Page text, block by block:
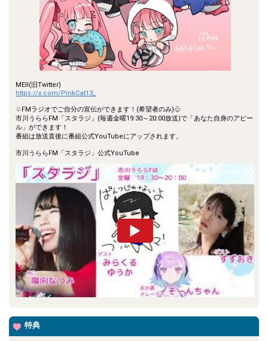
MEll(旧Twitter)
https://x.com/PinkCat13_
♧FMラジオでご自分の宣伝ができます！(希望者のみ)♧
市川うららFM「スタラジ」(毎週金曜19:30～20:00放送)で「あなた自身のアピー
ル」ができます！
番組は放送直後に番組公式YouTubeにアップされます。
市川うららFM「スタラジ」公式YouTube
特典